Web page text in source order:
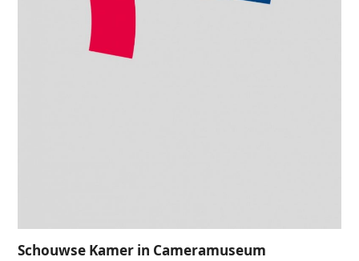
Schouwse Kamer in Cameramuseum